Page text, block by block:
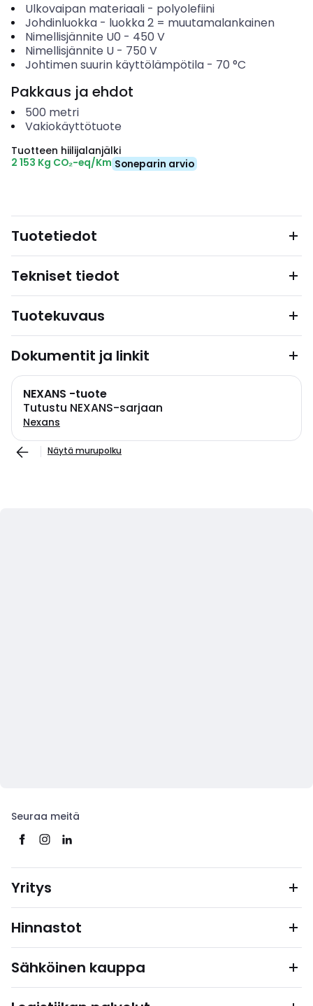
Ulkovaipan materiaali- polyolefiini
Johdinluokka- luokka 2 = muutamalankainen
Nimellisjännite U0 - 450 V
Nimellisjännite U- 750 V
Johtimen suurin käyttölämpötila- 70 °C
Pakkaus ja ehdot
500 metri
Vakiokäyttötuote
Tuotteen hiilijalanjälki
2 153 Kg CO₂-eq/Km Soneparin arvio
Tuotetiedot
Tekniset tiedot
Tuotekuvaus
Dokumentit ja linkit
NEXANS -tuote
Tutustu NEXANS-sarjaan
Nexans
Näytä murupolku
Seuraa meitä
Yritys
Hinnastot
Sähköinen kauppa